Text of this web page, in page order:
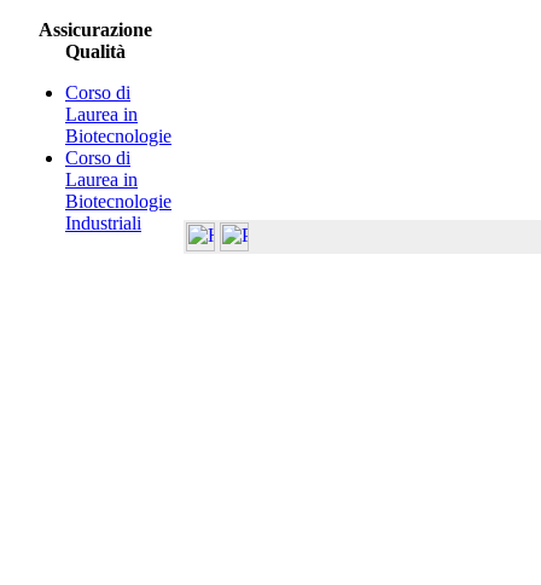
Assicurazione
Qualità
Corso di
Laurea in
Biotecnologie
Corso di
Laurea in
Biotecnologie
Industriali